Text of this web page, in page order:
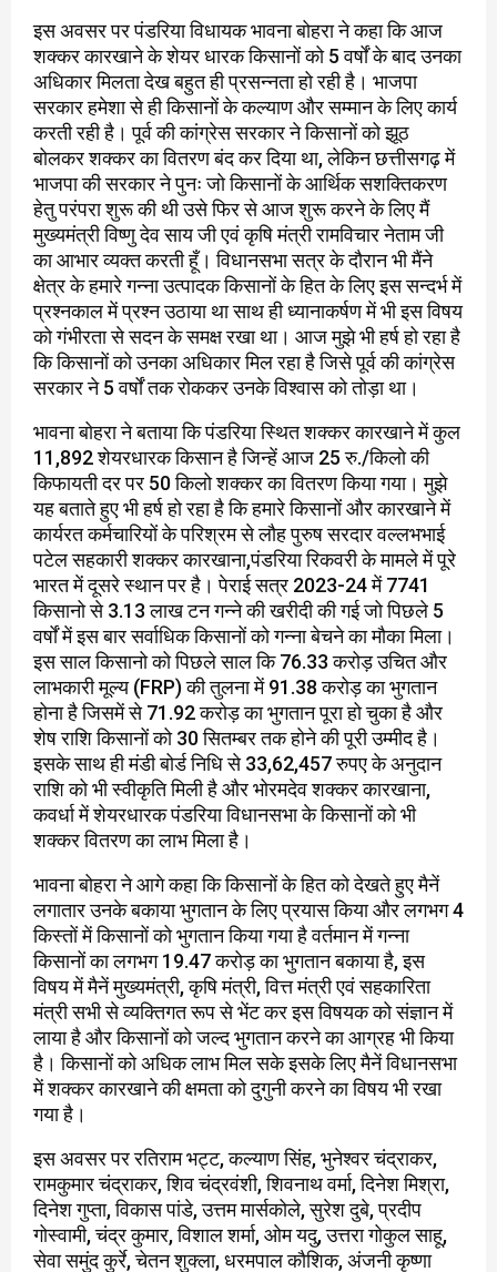
इस अवसर पर पंडरिया विधायक भावना बोहरा ने कहा कि आज
शक्कर कारखाने के शेयर धारक किसानों को 5 वर्षों के बाद उनका
अधिकार मिलता देख बहुत ही प्रसन्नता हो रही है। भाजपा
सरकार हमेशा से ही किसानों के कल्याण और सम्मान के लिए कार्य
करती रही है। पूर्व की कांग्रेस सरकार ने किसानों को झूठ
बोलकर शक्कर का वितरण बंद कर दिया था, लेकिन छत्तीसगढ़ में
भाजपा की सरकार ने पुनः जो किसानों के आर्थिक सशक्तिकरण
हेतु परंपरा शुरू की थी उसे फिर से आज शुरू करने के लिए मैं
मुख्यमंत्री विष्णु देव साय जी एवं कृषि मंत्री रामविचार नेताम जी
का आभार व्यक्त करती हूँ। विधानसभा सत्र के दौरान भी मैंने
क्षेत्र के हमारे गन्ना उत्पादक किसानों के हित के लिए इस सन्दर्भ में
प्रश्नकाल में प्रश्न उठाया था साथ ही ध्यानाकर्षण में भी इस विषय
को गंभीरता से सदन के समक्ष रखा था। आज मुझे भी हर्ष हो रहा है
कि किसानों को उनका अधिकार मिल रहा है जिसे पूर्व की कांग्रेस
सरकार ने 5 वर्षों तक रोककर उनके विश्वास को तोड़ा था।
भावना बोहरा ने बताया कि पंडरिया स्थित शक्कर कारखाने में कुल
11,892 शेयरधारक किसान है जिन्हें आज 25 रु./किलो की
किफायती दर पर 50 किलो शक्कर का वितरण किया गया। मुझे
यह बताते हुए भी हर्ष हो रहा है कि हमारे किसानों और कारखाने में
कार्यरत कर्मचारियों के परिश्रम से लौह पुरुष सरदार वल्लभभाई
पटेल सहकारी शक्कर कारखाना,पंडरिया रिकवरी के मामले में पूरे
भारत में दूसरे स्थान पर है। पेराई सत्र 2023-24 में 7741
किसानो से 3.13 लाख टन गन्ने की खरीदी की गई जो पिछले 5
वर्षों में इस बार सर्वाधिक किसानों को गन्ना बेचने का मौका मिला।
इस साल किसानो को पिछले साल कि 76.33 करोड़ उचित और
लाभकारी मूल्य (FRP) की तुलना में 91.38 करोड़ का भुगतान
होना है जिसमें से 71.92 करोड़ का भुगतान पूरा हो चुका है और
शेष राशि किसानों को 30 सितम्बर तक होने की पूरी उम्मीद है।
इसके साथ ही मंडी बोर्ड निधि से 33,62,457 रुपए के अनुदान
राशि को भी स्वीकृति मिली है और भोरमदेव शक्कर कारखाना,
कवर्धा में शेयरधारक पंडरिया विधानसभा के किसानों को भी
शक्कर वितरण का लाभ मिला है।
भावना बोहरा ने आगे कहा कि किसानों के हित को देखते हुए मैनें
लगातार उनके बकाया भुगतान के लिए प्रयास किया और लगभग 4
किस्तों में किसानों को भुगतान किया गया है वर्तमान में गन्ना
किसानों का लगभग 19.47 करोड़ का भुगतान बकाया है, इस
विषय में मैनें मुख्यमंत्री, कृषि मंत्री, वित्त मंत्री एवं सहकारिता
मंत्री सभी से व्यक्तिगत रूप से भेंट कर इस विषयक को संज्ञान में
लाया है और किसानों को जल्द भुगतान करने का आग्रह भी किया
है। किसानों को अधिक लाभ मिल सके इसके लिए मैनें विधानसभा
में शक्कर कारखाने की क्षमता को दुगुनी करने का विषय भी रखा
गया है।
इस अवसर पर रतिराम भट्ट, कल्याण सिंह, भुनेश्वर चंद्राकर,
रामकुमार चंद्राकर, शिव चंद्रवंशी, शिवनाथ वर्मा, दिनेश मिश्रा,
दिनेश गुप्ता, विकास पांडे, उत्तम मार्सकोले, सुरेश दुबे, प्रदीप
गोस्वामी, चंद्र कुमार, विशाल शर्मा, ओम यदु, उत्तरा गोकुल साहू,
सेवा समुंद कुर्रे, चेतन शुक्ला, धरमपाल कौशिक, अंजनी कृष्णा